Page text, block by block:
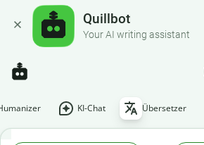
Quillbot
Your AI writing assistant
KI-Chat Übersetzer